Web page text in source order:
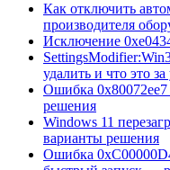
Как отключить
производителя
Исключение
удалить и что это за
Ошибка
решения
Windows 11
варианты решения
Ошибка